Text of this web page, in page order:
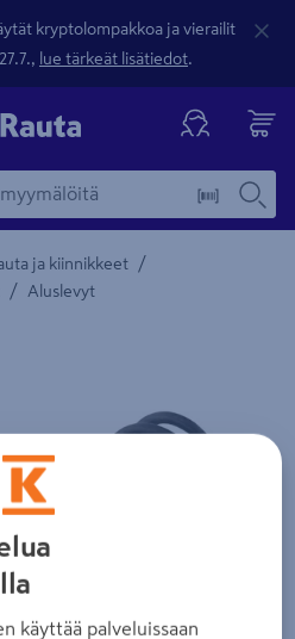
kryptolompakkoa ja vierailit
lue tärkeät lisätiedot.
ja kiinnikkeet /
/ Aluslevyt
Tuotteen kuvaus -
käyttää palveluissaan